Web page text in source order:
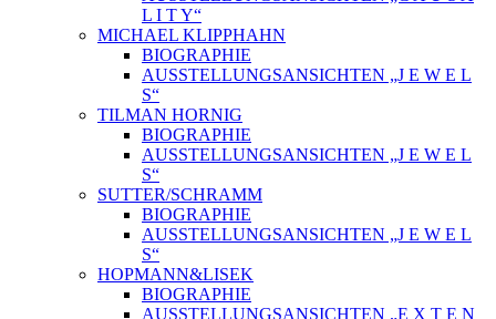
L I T Y“
MICHAEL KLIPPHAHN
BIOGRAPHIE
AUSSTELLUNGSANSICHTEN „J E W E L
S“
TILMAN HORNIG
BIOGRAPHIE
AUSSTELLUNGSANSICHTEN „J E W E L
S“
SUTTER/SCHRAMM
BIOGRAPHIE
AUSSTELLUNGSANSICHTEN „J E W E L
S“
HOPMANN&LISEK
BIOGRAPHIE
AUSSTELLUNGSANSICHTEN „E X T E N